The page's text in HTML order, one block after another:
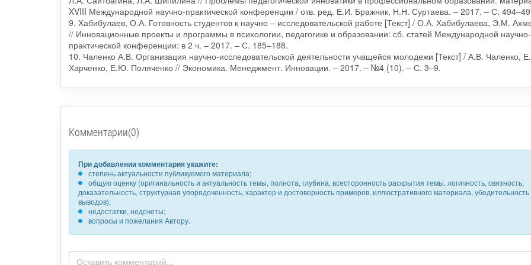
XVIII Международной научно-практической конференции / отв. ред. Е.И. Бражник, Н.Н. Суртаева. – 2017. – С.
9. Хабибулаев, О.А. Готовность студентов к научно – исследовательской работе [Текст] / О.А. Хабибулаева, Э.М.
// Инновационные проекты и программы в психологии, педагогике и образовании: сб. статей Международной научно-
практической конференции: в 2 ч. – 2017. – С. 185–188.
10. Чаленко А.В. Организация научно-исследовательской деятельности учащейся молодежи [Текст] / А.В. Чаленко,
Харченко, Е.Ю. Поляченко // Экономика. Менеджмент. Инновации. – 2017. – №4 (10). – С. 3–9.
Комментарии(0)
При добавлении комментария укажите:
степень актуальности публикуемого материала;
общую оценку (оригинальность и актуальность темы, полнота, глубина, всесторонность раскрытия темы, логичность, связность,
доказательность, структурная упорядоченность, характер и достоверность примеров, иллюстративного материала, убедительность
выводов);
недостатки, недочеты;
вопросы и пожелания Автору.